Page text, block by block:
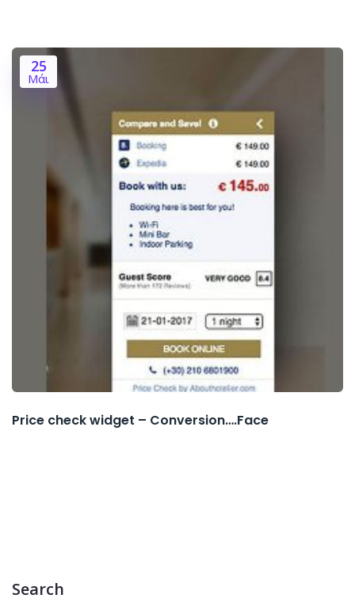
25
Μάι
Price check widget – Conversion….Face
Search